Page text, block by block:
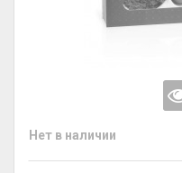
Нет в наличии